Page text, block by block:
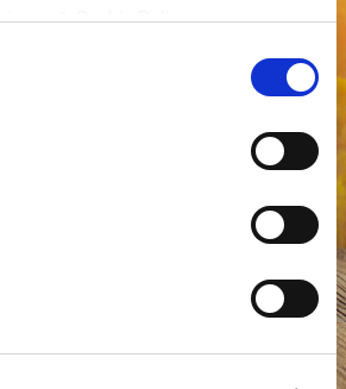
& Cookie Policy